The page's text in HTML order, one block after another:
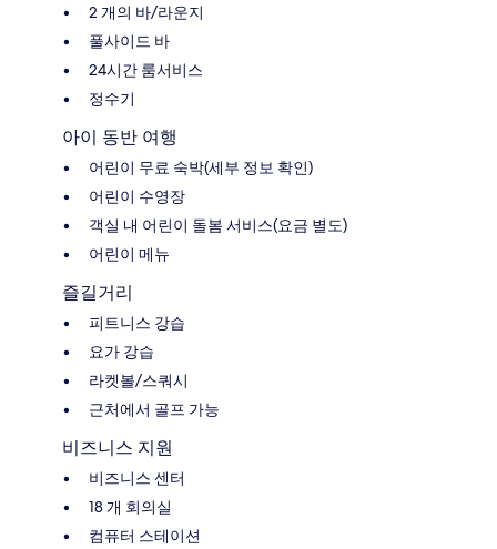
2 개의 바/라운지
풀사이드 바
24시간 룸서비스
정수기
아이 동반 여행
어린이 무료 숙박(세부 정보 확인)
어린이 수영장
객실 내 어린이 돌봄 서비스(요금 별도)
어린이 메뉴
즐길거리
피트니스 강습
요가 강습
라켓볼/스쿼시
근처에서 골프 가능
비즈니스 지원
비즈니스 센터
18 개 회의실
컴퓨터 스테이션